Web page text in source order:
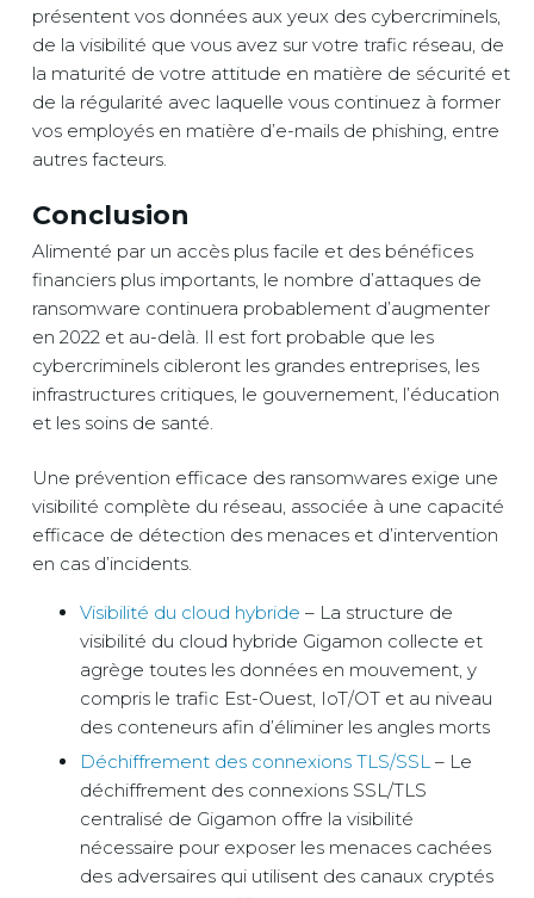
présentent vos données aux yeux des cybercriminels,
de la visibilité que vous avez sur votre trafic réseau, de
la maturité de votre attitude en matière de sécurité et
de la régularité avec laquelle vous continuez à former
vos employés en matière d’e-mails de phishing, entre
autres facteurs.
Conclusion
Alimenté par un accès plus facile et des bénéfices
financiers plus importants, le nombre d’attaques de
ransomware continuera probablement d’augmenter
en 2022 et au-delà. Il est fort probable que les
cybercriminels cibleront les grandes entreprises, les
infrastructures critiques, le gouvernement, l’éducation
et les soins de santé.
Une prévention efficace des ransomwares exige une
visibilité complète du réseau, associée à une capacité
efficace de détection des menaces et d’intervention
en cas d’incidents.
Visibilité du cloud hybride – La structure de
visibilité du cloud hybride Gigamon collecte et
agrège toutes les données en mouvement, y
compris le trafic Est-Ouest, IoT/OT et au niveau
des conteneurs afin d’éliminer les angles morts
Déchiffrement des connexions TLS/SSL – Le
déchiffrement des connexions SSL/TLS
centralisé de Gigamon offre la visibilité
nécessaire pour exposer les menaces cachées
des adversaires qui utilisent des canaux cryptés